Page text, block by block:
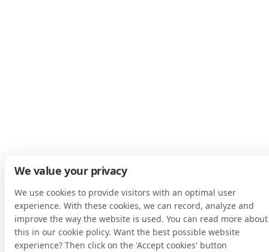
We value your privacy
We use cookies to provide visitors with an optimal user
experience. With these cookies, we can record, analyze and
improve the way the website is used. You can read more about
this in our cookie policy. Want the best possible website
experience? Then click on the 'Accept cookies' button